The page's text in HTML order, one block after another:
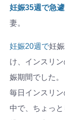
妊娠35週で急
妻。
妊娠20週で妊
け、インスリ
娠期間でした。
毎日インスリ
中で、ちょっ